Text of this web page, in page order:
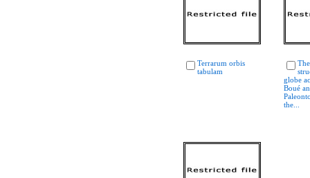
Terrarum orbis
tabulam
globe
Boué
the...